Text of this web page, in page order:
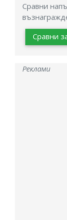
Сравни
Сравни
Реклами